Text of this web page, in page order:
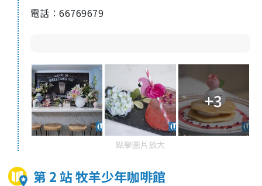
電話︰66769679
+3
點擊圖片放大
第 2 站 牧羊少年咖啡館